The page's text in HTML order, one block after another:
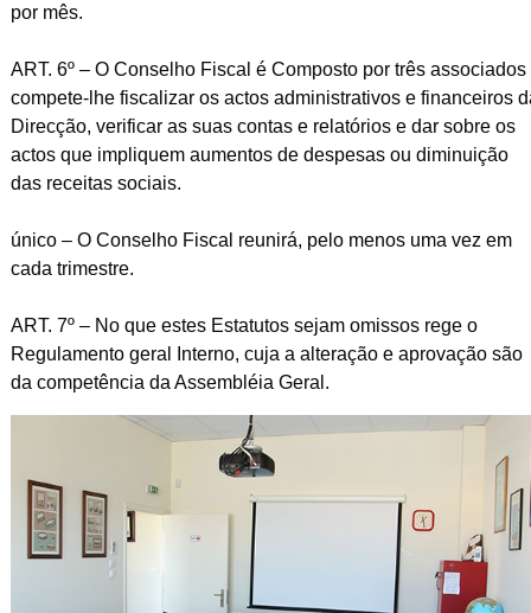
por mês.
ART. 6º – O Conselho Fiscal é Composto por três associados
compete-lhe fiscalizar os actos administrativos e financeiros
Direcção, verificar as suas contas e relatórios e dar sobre os
actos que impliquem aumentos de despesas ou diminuição
das receitas sociais.
único – O Conselho Fiscal reunirá, pelo menos uma vez em
cada trimestre.
ART. 7º – No que estes Estatutos sejam omissos rege o
Regulamento geral Interno, cuja a alteração e aprovação são
da competência da Assembléia Geral.